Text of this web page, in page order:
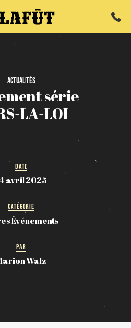
Actualités
série
LA-LOI
DATE
avril 2025
CATÉGORIE
Événements
PAR
Walz